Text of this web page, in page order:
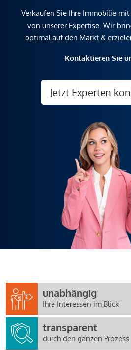
Verkaufen Sie Ihre Immobilie
von unserer Expertise. Wir
optimal auf den Markt &
Kontaktieren Sie
Jetzt Experten
unabhängig
Ihre Interessen im Blick
transparent
durch den ganzen Prozess